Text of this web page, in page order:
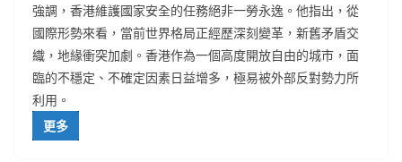
強調，香港維護國家安全的任務絕非一勞永逸。他指出，從
國際形勢來看，當前世界格局正經歷深刻變革，新舊矛盾交
織，地緣衝突加劇。香港作為一個高度開放自由的城市，面
臨的不穩定、不確定因素日益增多，極易被外部反對勢力所
利用。
更多